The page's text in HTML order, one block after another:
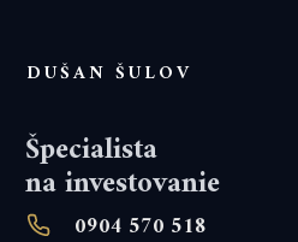
DUŠAN ŠULOV
Špecialista
na investovanie
0904 570 518